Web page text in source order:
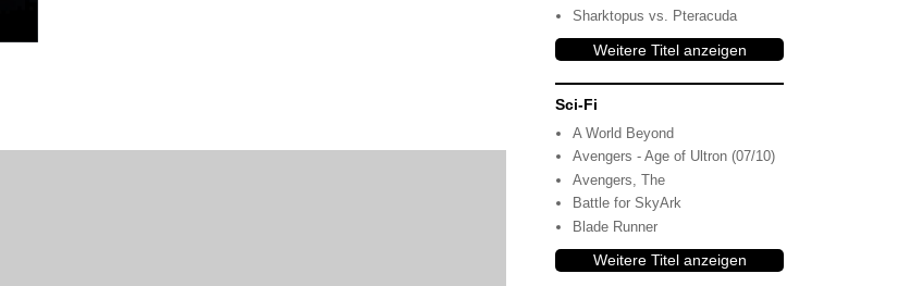
Sharktopus vs. Pteracuda
Weitere Titel anzeigen
Sci-Fi
A World Beyond
Avengers - Age of Ultron (07/10)
Avengers, The
Battle for SkyArk
Blade Runner
Weitere Titel anzeigen